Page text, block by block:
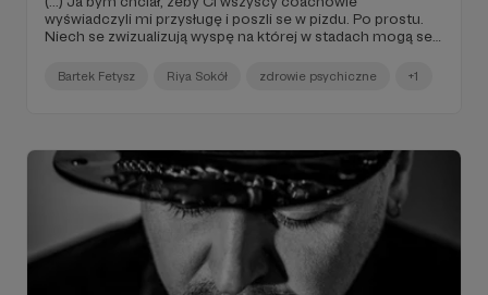
wyświadczyli mi przysługę i poszli se w pizdu. Po prostu.
Niech se zwizualizują wyspę na której w stadach mogą se
że są tam w chuj szczęśliwi i niech zakwitną jak brzozy i
zapuszczą tam korzenie (...).
Bartek Fetysz Riya Sokół zdrowie psychiczne +1